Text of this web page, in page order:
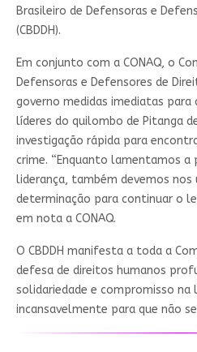
Brasileiro de Defensoras e
(CBDDH).
Em conjunto com a CONAQ, o
Defensoras e Defensores de
governo medidas imediatas
líderes do quilombo de Pitanga
investigação rápida para
crime. “Enquanto lamentamos a
liderança, também devemos nos
determinação para continuar o
em nota a CONAQ.
O CBDDH manifesta a toda a
defesa de direitos humanos
solidariedade e compromisso na
incansavelmente para que não